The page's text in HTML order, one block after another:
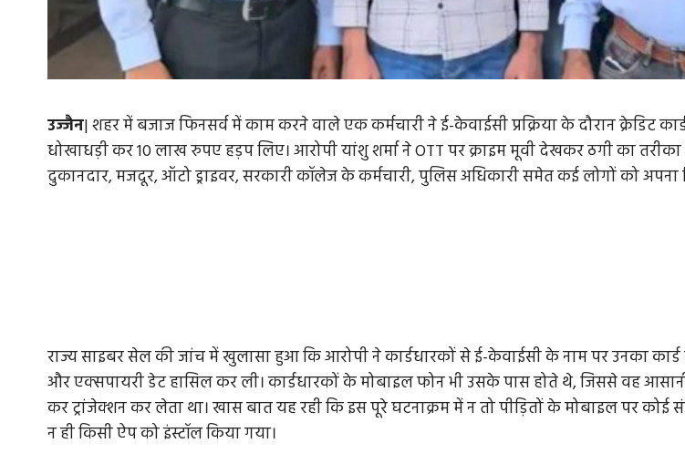
उज्जैन| शहर में बजाज फिनसर्व में काम करने वाले एक कर्मचारी ने ई-केवाईसी प्रक्रिया के दौरान क्रेडिट
धोखाधड़ी कर 10 लाख रुपए हड़प लिए। आरोपी यांशु शर्मा ने OTT पर क्राइम मूवी देखकर ठगी का
दुकानदार, मजदूर, ऑटो ड्राइवर, सरकारी कॉलेज के कर्मचारी, पुलिस अधिकारी समेत कई लोगों को अपना
राज्य साइबर सेल की जांच में खुलासा हुआ कि आरोपी ने कार्डधारकों से ई-केवाईसी के नाम पर उनका कार्ड
और एक्सपायरी डेट हासिल कर ली। कार्डधारकों के मोबाइल फोन भी उसके पास होते थे, जिससे वह आसानी
कर ट्रांजेक्शन कर लेता था। खास बात यह रही कि इस पूरे घटनाक्रम में न तो पीड़ितों के मोबाइल पर कोई
न ही किसी ऐप को इंस्टॉल किया गया।